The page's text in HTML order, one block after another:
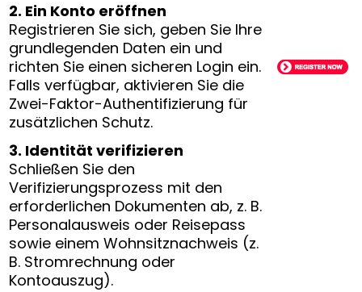
2. Ein Konto eröffnen
Registrieren Sie sich, geben Sie Ihre
grundlegenden Daten ein und
richten Sie einen sicheren Login ein.
Falls verfügbar, aktivieren Sie die
Zwei-Faktor-Authentifizierung für
zusätzlichen Schutz.
3. Identität verifizieren
Schließen Sie den
Verifizierungsprozess mit den
erforderlichen Dokumenten ab, z. B.
Personalausweis oder Reisepass
sowie einem Wohnsitznachweis (z.
B. Stromrechnung oder
Kontoauszug).